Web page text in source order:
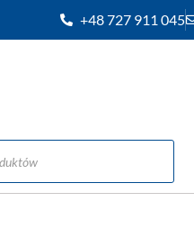
+48 727 911 045